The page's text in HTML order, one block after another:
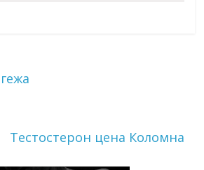
Тестостерон цена Коломна